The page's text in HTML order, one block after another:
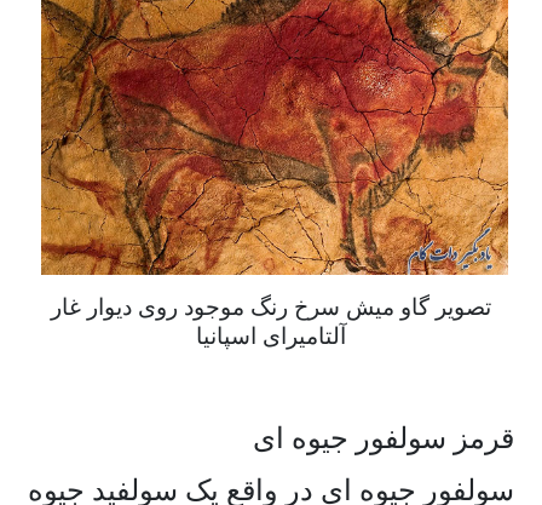
تصویر گاو میش سرخ رنگ موجود روی دیوار غار
آلتامیرای اسپانیا
قرمز سولفور جیوه ای
سولفور جیوه ای در واقع یک سولفید جیوه